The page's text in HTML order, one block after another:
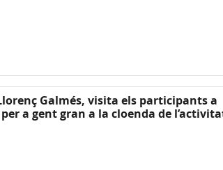
Galmés, visita els participants a
a gent gran a la cloenda de